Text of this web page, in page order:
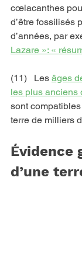
cœlacanthes
d’être fossilisés
d’années, par
Lazare »: «
(11)   Les âges
les plus anciens
sont
terre de milliers
Évidence
d’une